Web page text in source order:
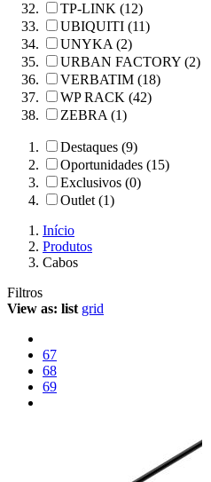
TP-LINK (12)
UBIQUITI (11)
UNYKA (2)
URBAN FACTORY (2)
VERBATIM (18)
WP RACK (42)
ZEBRA (1)
Destaques (9)
Oportunidades (15)
Exclusivos (0)
Outlet (1)
Início
Produtos
Cabos
Filtros
View as: list grid
67
68
69